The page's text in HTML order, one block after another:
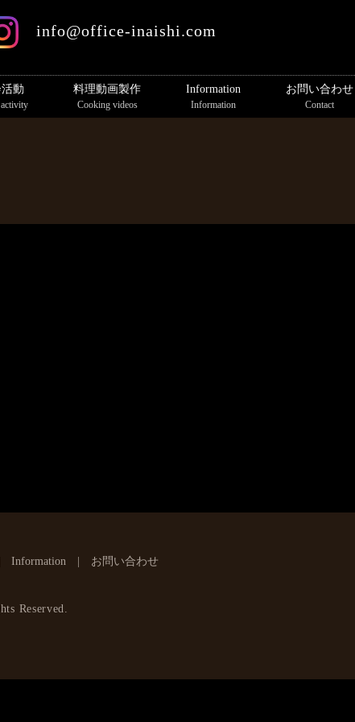
info@office-inaishi.com
動 料理動画製作
Cooking videos
Information
Information
お問い合わせ
Contact
Information
お問い合わせ
Reserved.